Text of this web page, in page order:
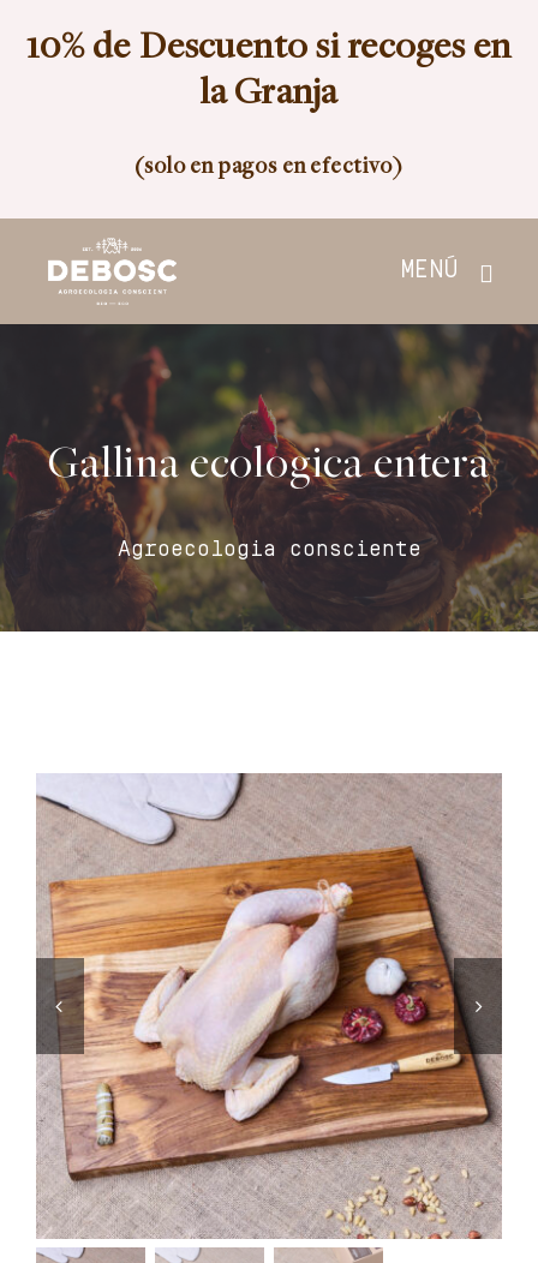
10% de Descuento si recoges en
la Granja
(solo en pagos en efectivo)
MENÚ
Nosotros
Carrito
Español
Gallina ecologica entera
Agroecologia consciente
 